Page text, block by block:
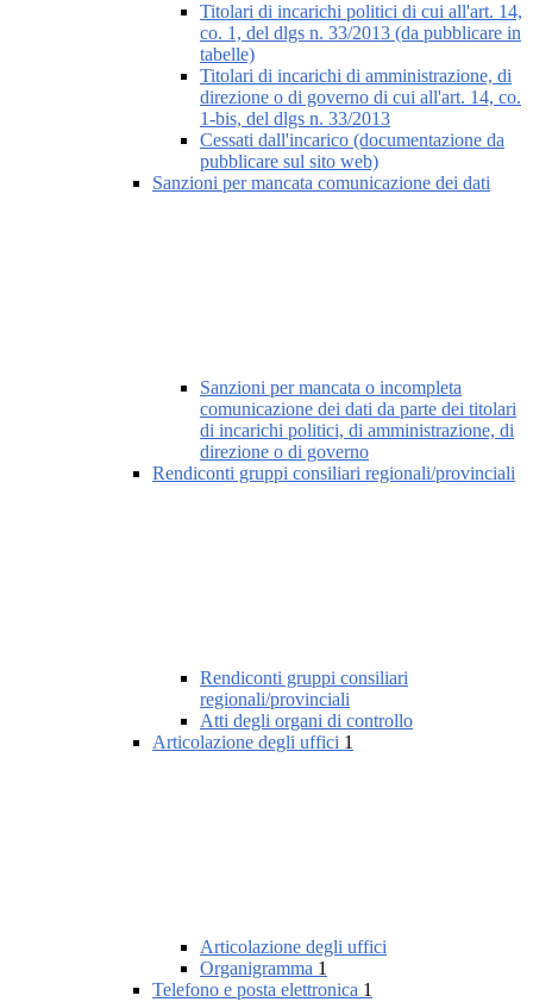
Titolari di incarichi politici di cui all'art. 14,
co. 1, del dlgs n. 33/2013 (da pubblicare in
tabelle)
Titolari di incarichi di amministrazione, di
direzione o di governo di cui all'art. 14, co.
1-bis, del dlgs n. 33/2013
Cessati dall'incarico (documentazione da
pubblicare sul sito web)
Sanzioni per mancata comunicazione dei dati
Sanzioni per mancata o incompleta
comunicazione dei dati da parte dei titolari
di incarichi politici, di amministrazione, di
direzione o di governo
Rendiconti gruppi consiliari regionali/provinciali
Rendiconti gruppi consiliari
regionali/provinciali
Atti degli organi di controllo
Articolazione degli uffici 1
Articolazione degli uffici
Organigramma 1
Telefono e posta elettronica 1